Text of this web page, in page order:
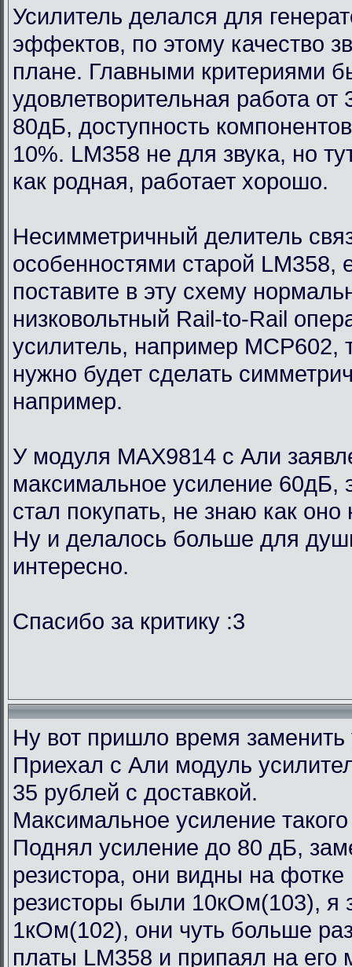
Усилитель делался для
эффектов, по этому качество
плане. Главными критериями
удовлетворительная работа
80дБ, доступность
10%. LM358 не для звука, но
как родная, работает хорошо.
Несимметричный делитель
особенностями старой LM358,
поставите в эту схему
низковольтный Rail-to-Rail
усилитель, например MCP602,
нужно будет сделать
например.
У модуля MAX9814 с Али
максимальное усиление 60дБ,
стал покупать, не знаю как
Ну и делалось больше для
интересно.
Спасибо за критику :3
Ну вот пришло время
Приехал с Али модуль
35 рублей с доставкой.
Максимальное усиление
Поднял усиление до 80 дБ,
резистора, они видны на
резисторы были 10кОм(103), я
1кОм(102), они чуть больше
платы LM358 и припаял на его